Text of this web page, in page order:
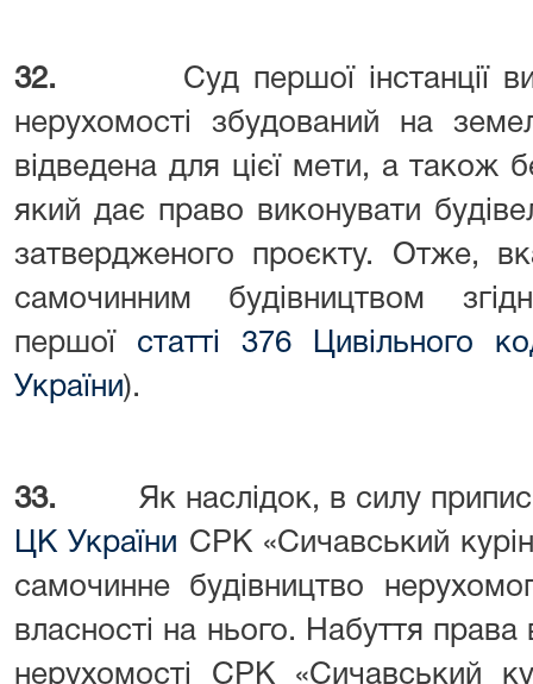
32. Суд першої інстанції
нерухомості збудований на
відведена для цієї мети, а також
який дає право виконувати
затвердженого проєкту. Отже,
самочинним будівництвом
першої статті 376 Цивільного
України).
33.Як наслідок, в силу
ЦК України СРК «Сичавський
самочинне будівництво
власності на нього. Набуття права
нерухомості СРК «Сичавський